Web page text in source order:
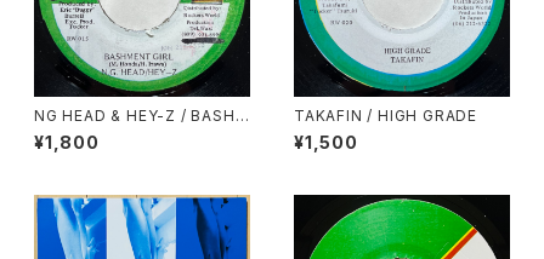
NG HEAD & HEY-Z / BASHM
ENT GIRL
¥1,800
TAKAFIN / HIGH GRADE
¥1,500